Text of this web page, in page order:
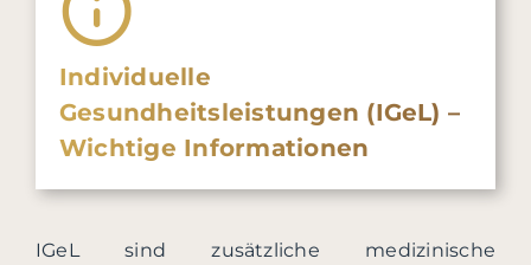
Individuelle
Gesundheitsleistungen (IGeL) –
Wichtige Informationen
IGeL sind zusätzliche medizinische